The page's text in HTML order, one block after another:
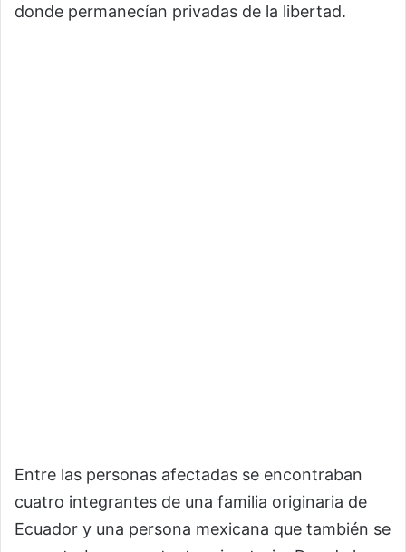
donde permanecían privadas de la libertad.
Entre las personas afectadas se encontraban
cuatro integrantes de una familia originaria de
Ecuador y una persona mexicana que también se